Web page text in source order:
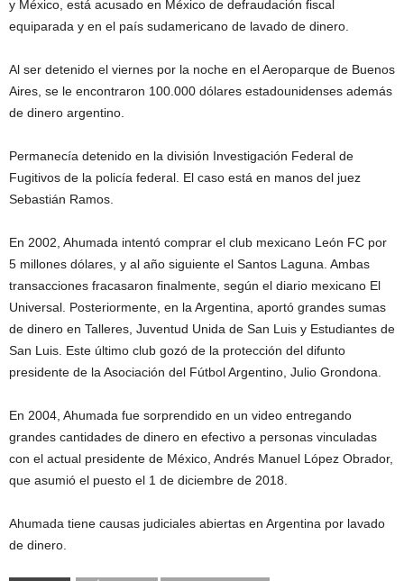
y México, está acusado en México de defraudación fiscal
equiparada y en el país sudamericano de lavado de dinero.
Al ser detenido el viernes por la noche en el Aeroparque de Buenos
Aires, se le encontraron 100.000 dólares estadounidenses además
de dinero argentino.
Permanecía detenido en la división Investigación Federal de
Fugitivos de la policía federal. El caso está en manos del juez
Sebastián Ramos.
En 2002, Ahumada intentó comprar el club mexicano León FC por
5 millones dólares, y al año siguiente el Santos Laguna. Ambas
transacciones fracasaron finalmente, según el diario mexicano El
Universal. Posteriormente, en la Argentina, aportó grandes sumas
de dinero en Talleres, Juventud Unida de San Luis y Estudiantes de
San Luis. Este último club gozó de la protección del difunto
presidente de la Asociación del Fútbol Argentino, Julio Grondona.
En 2004, Ahumada fue sorprendido en un video entregando
grandes cantidades de dinero en efectivo a personas vinculadas
con el actual presidente de México, Andrés Manuel López Obrador,
que asumió el puesto el 1 de diciembre de 2018.
Ahumada tiene causas judiciales abiertas en Argentina por lavado
de dinero.